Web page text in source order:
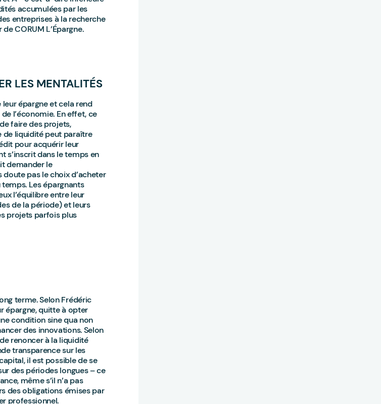
accumulées par les
entreprises à la recherche
CORUM L’Épargne.
LES MENTALITÉS
épargne et cela rend
l’économie. En effet, ce
faire des projets,
de liquidité peut paraître
pour acquérir leur
s’inscrit dans le temps en
demander le
pas le choix d’acheter
Les épargnants
l’équilibre entre leur
de la période) et leurs
projets parfois plus
terme. Selon Frédéric
épargne, quitte à opter
condition sine qua non
des innovations. Selon
renoncer à la liquidité
transparence sur les
il est possible de se
des périodes longues – ce
même s’il n’a pas
des obligations émises par
professionnel.